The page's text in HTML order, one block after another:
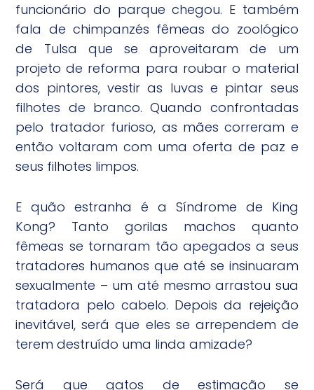
funcionário do parque chegou. E também
fala de chimpanzés fêmeas do zoológico
de Tulsa que se aproveitaram de um
projeto de reforma para roubar o material
dos pintores, vestir as luvas e pintar seus
filhotes de branco. Quando confrontadas
pelo tratador furioso, as mães correram e
então voltaram com uma oferta de paz e
seus filhotes limpos.
E quão estranha é a Síndrome de King
Kong? Tanto gorilas machos quanto
fêmeas se tornaram tão apegados a seus
tratadores humanos que até se insinuaram
sexualmente – um até mesmo arrastou sua
tratadora pelo cabelo. Depois da rejeição
inevitável, será que eles se arrependem de
terem destruído uma linda amizade?
Será que gatos de estimação se